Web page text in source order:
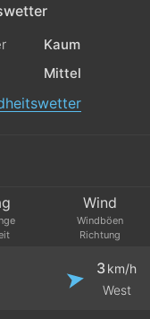
Kaum
Mittel
Wind
Windböen
Richtung
3km/h
West